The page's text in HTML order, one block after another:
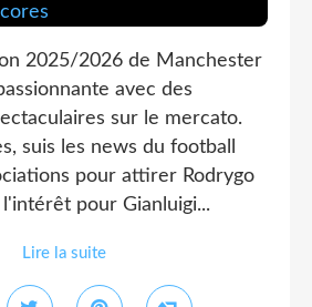
2025/2026 de Manchester
avec des
sur le mercato.
suis les news du football
pour attirer Rodrygo
pour Gianluigi...
Lire la suite